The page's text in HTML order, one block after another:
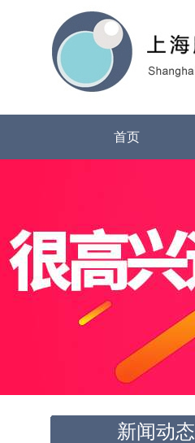
首页
新闻动态